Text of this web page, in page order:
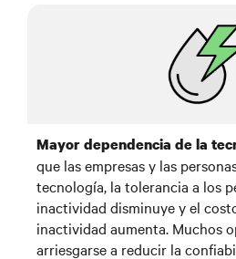
Mayor dependencia de la
que las empresas y las
tecnología, la tolerancia a los
inactividad disminuye y el
inactividad aumenta. Muchos
arriesgarse a reducir la